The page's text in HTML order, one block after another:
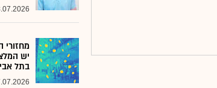
מחזורי
יש
בתל